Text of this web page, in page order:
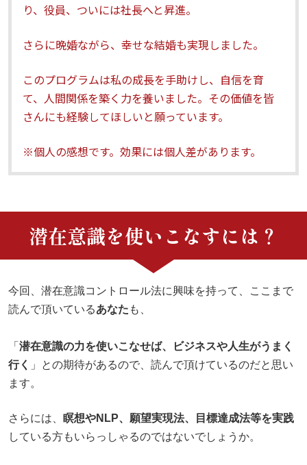
り、役員、ついには社長へと昇進。
さらに晩婚ながら、幸せな結婚も実現しました。
このプログラムは私の成長を手助けし、自信を育
て、人間関係を築く力を養いました。その価値を皆
さんにも経験してほしいと願っています。
※個人の感想です。効果には個人差があります。
潜在意識を使いこなすには？
今回、潜在意識コントロール法に興味を持って、ここまで
読んで頂いているあなた も、
「 潜在意識の力を使いこなせば、ビジネスや人生がうまく
行く
」との期待があるので、読んで頂けているのだと思い
ます。
さらには、 瞑想やNLP、願望実現法、目標達成法等を実践
している方もいらっしゃるのではないでしょうか。